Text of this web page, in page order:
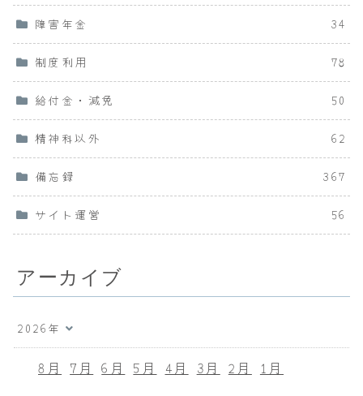
障害年金 34
制度利用 78
給付金・減免 50
精神科以外 62
備忘録 367
サイト運営 56
アーカイブ
2026年
8月 7月 6月 5月 4月 3月 2月 1月